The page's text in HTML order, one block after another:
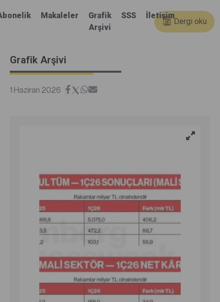
Makaleler
Grafik
Arşivi
SSS İletişim
Dergi oku
Grafik Arşivi
1 Haziran 2026